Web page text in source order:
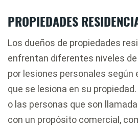
PROPIEDADES
Los dueños de propiedades
enfrentan diferentes niveles
por lesiones personales según
que se lesiona en su
o las personas que son
con un propósito comercial,